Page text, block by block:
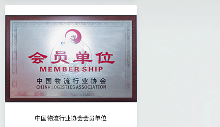
中国物流行业协会会员单位